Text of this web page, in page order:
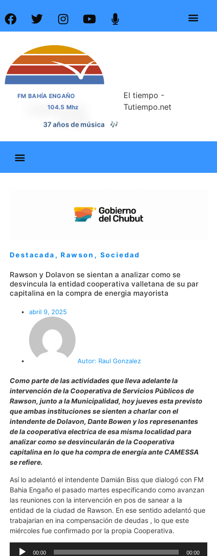
FM BAHÍA ENGAÑO
104.5 Mhz
37 años de noticias 📰
El tiempo -
Tutiempo.net
Destacada ,Rawson , Sociedad
Rawson y Dolavon se sientan a analizar como se
desvincula la entidad cooperativa valletana de su par
capitalina en la compra de energia mayorista
abril 9, 2025
Autor: Raul Gonzalez
Como parte de las actividades que lleva adelante la
intervención de la Cooperativa de Servicios Públicos de
Rawson, junto a la Municipalidad, hoy jueves esta previsto
que ambas instituciones se sienten a charlar con el
intendente de Dolavon, Dante Bowen y los represenantes
de la cooperativa electrica de esa misma localidad para
analizar como se desvincularán de la Cooperativa
capitalina en lo que ha compra de energía ante CAMESSA
se refiere.
Así lo adelantó el intendente Damián Biss que dialogó con FM
Bahia Engaño el pasado martes especificando como avanzan
las reuniones con la intervención en pos de sanear a la
entidad de la ciudad de Rawson. En ese sentido adelantó que
trabajarian en ina compensación de deudas , lo que este
miércoles fue confirmado por la propia Cooperativa.
Reproductor
00:00 00:00